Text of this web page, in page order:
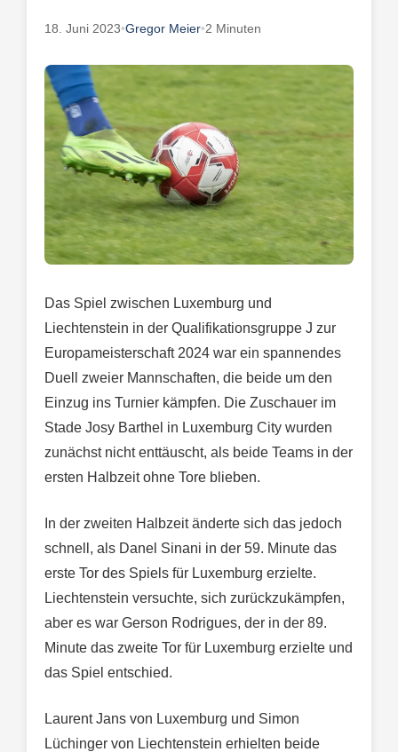
18. Juni 2023•Gregor Meier•2 Minuten
Das Spiel zwischen Luxemburg und
Liechtenstein in der Qualifikationsgruppe J zur
Europameisterschaft 2024 war ein spannendes
Duell zweier Mannschaften, die beide um den
Einzug ins Turnier kämpfen. Die Zuschauer im
Stade Josy Barthel in Luxemburg City wurden
zunächst nicht enttäuscht, als beide Teams in der
ersten Halbzeit ohne Tore blieben.
In der zweiten Halbzeit änderte sich das jedoch
schnell, als Danel Sinani in der 59. Minute das
erste Tor des Spiels für Luxemburg erzielte.
Liechtenstein versuchte, sich zurückzukämpfen,
aber es war Gerson Rodrigues, der in der 89.
Minute das zweite Tor für Luxemburg erzielte und
das Spiel entschied.
Laurent Jans von Luxemburg und Simon
Lüchinger von Liechtenstein erhielten beide